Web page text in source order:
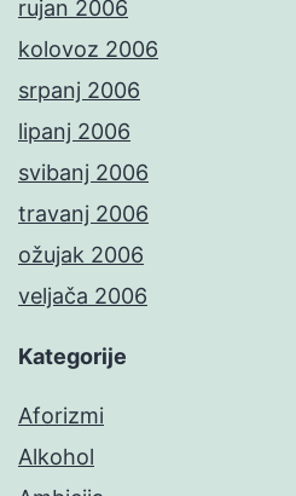
rujan 2006
kolovoz 2006
srpanj 2006
lipanj 2006
svibanj 2006
travanj 2006
ožujak 2006
veljača 2006
Kategorije
Aforizmi
Alkohol